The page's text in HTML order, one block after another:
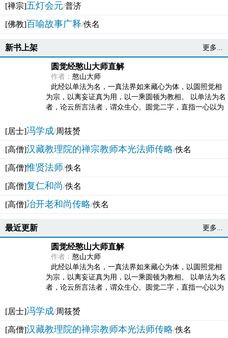
[禅宗]五灯会元/普济
[佛教]百喻故事广释/佚名
新书上架 更多...
圆觉经憨山大师直解
作者： 憨山大师
此经以单法为名，一真法界如来藏心为体，以圆照觉相
为宗，以离妄证真为用，以一乘圆顿为教相。 以单法为名
者，论云所言法者，谓众生心。圆觉二字，直指一心以为
[居士]冯学成/周筱赟
[高僧]汉藏教理院的禅宗教师本光法师传略/佚名
[高僧]惟贤法师/佚名
[高僧]复仁和尚/佚名
[高僧]冶开老和尚传略/佚名
最近更新 更多...
圆觉经憨山大师直解
作者： 憨山大师
此经以单法为名，一真法界如来藏心为体，以圆照觉相
为宗，以离妄证真为用，以一乘圆顿为教相。 以单法为名
者，论云所言法者，谓众生心。圆觉二字，直指一心以为
[居士]冯学成/周筱赟
[高僧]汉藏教理院的禅宗教师本光法师传略/佚名